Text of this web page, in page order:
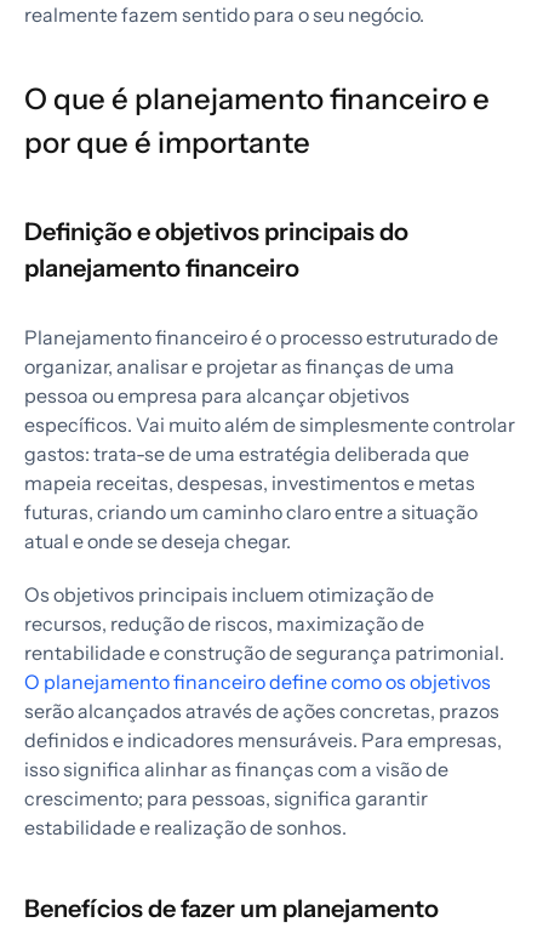
realmente fazem sentido para o seu negócio.
O que é planejamento financeiro e
por que é importante
Definição e objetivos principais do
planejamento financeiro
Planejamento financeiro é o processo estruturado de
organizar, analisar e projetar as finanças de uma
pessoa ou empresa para alcançar objetivos
específicos. Vai muito além de simplesmente controlar
gastos: trata-se de uma estratégia deliberada que
mapeia receitas, despesas, investimentos e metas
futuras, criando um caminho claro entre a situação
atual e onde se deseja chegar.
Os objetivos principais incluem otimização de
recursos, redução de riscos, maximização de
rentabilidade e construção de segurança patrimonial.
O planejamento financeiro define como os objetivos
serão alcançados através de ações concretas, prazos
definidos e indicadores mensuráveis. Para empresas,
isso significa alinhar as finanças com a visão de
crescimento; para pessoas, significa garantir
estabilidade e realização de sonhos.
Benefícios de fazer um planejamento